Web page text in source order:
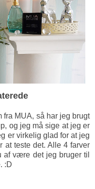
fra MUA, så har jeg brugt
og jeg må sige at jeg er
er virkelig glad for at jeg
at teste det. Alle 4 farver
af være det jeg bruger til
:D